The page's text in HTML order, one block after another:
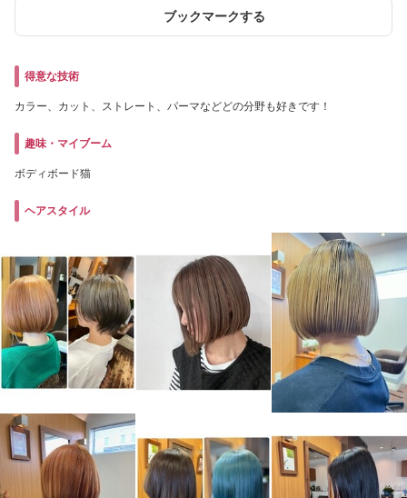
ブックマークする
得意な技術
カラー、カット、ストレート、パーマなどどの分野も好きです！
趣味・マイブーム
ボディボード猫
ヘアスタイル